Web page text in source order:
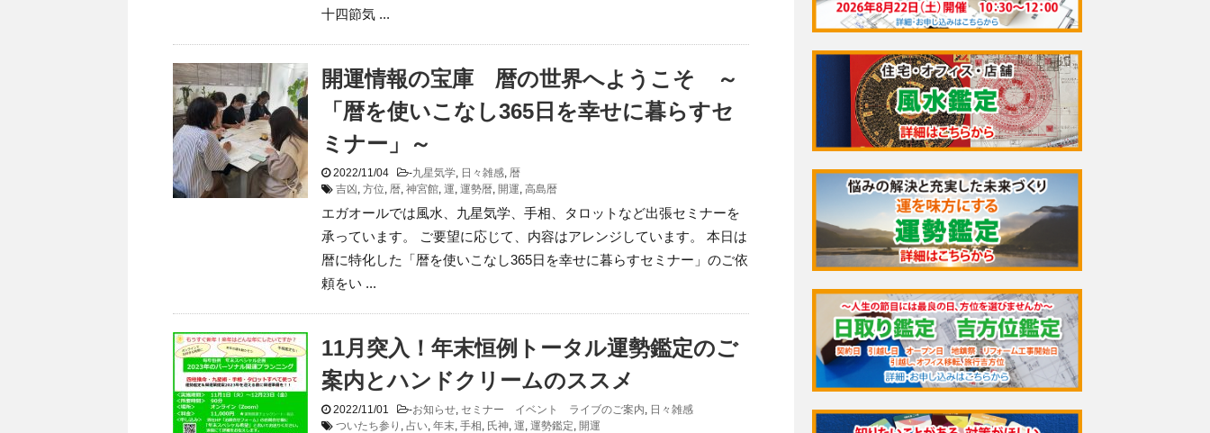
十四節気 ...
開運情報の宝庫 暦の世界へようこそ ～
「暦を使いこなし365日を幸せに暮らすセ
ミナー」～
2022/11/04 -九星気学, 日々雑感, 暦
吉凶, 方位, 暦, 神宮館, 運, 運勢暦, 開運, 高島暦
エガオールでは風水、九星気学、手相、タロットなど出張セミナーを
承っています。 ご要望に応じて、内容はアレンジしています。 本日は
暦に特化した「暦を使いこなし365日を幸せに暮らすセミナー」のご依
頼をい ...
11月突入！年末恒例トータル運勢鑑定のご
案内とハンドクリームのススメ
2022/11/01 -お知らせ, セミナー イベント ライブのご案内, 日々雑感
ついたち参り , 占い, 年末, 手相, 氏神, 運, 運勢鑑定, 開運